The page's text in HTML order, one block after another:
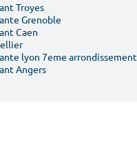
Troyes
Grenoble
Caen
lyon 7eme arrondissement
Angers